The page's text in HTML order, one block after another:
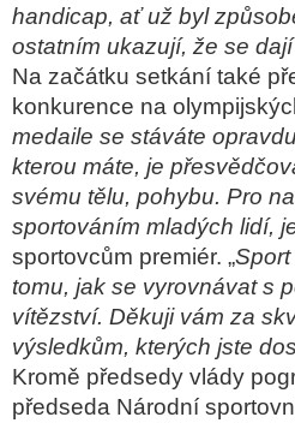
handicap, ať už byl
ostatním ukazují, že se
Na začátku setkání také
konkurence na
medaile se stáváte
kterou máte, je
svému tělu, pohybu. Pro
sportováním mladých lidí,
sportovcům premiér. „
tomu, jak se vyrovnávat s
vítězství. Děkuji vám za
výsledkům, kterých jste
Kromě předsedy vlády
předseda Národní